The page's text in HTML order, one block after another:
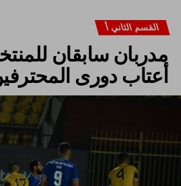
القسم الثاني أ
مدربان سابقان
أعتاب دورى